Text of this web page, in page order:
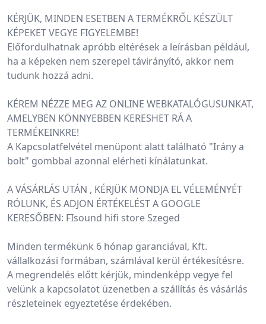
KÉRJÜK, MINDEN ESETBEN A TERMÉKRŐL KÉSZÜLT
KÉPEKET VEGYE FIGYELEMBE!
Előfordulhatnak apróbb eltérések a leírásban például,
ha a képeken nem szerepel távirányító, akkor nem
tudunk hozzá adni.
KÉREM NÉZZE MEG AZ ONLINE WEBKATALÓGUSUNKAT,
AMELYBEN KÖNNYEBBEN KERESHET RÁ A
TERMÉKEINKRE!
A Kapcsolatfelvétel menüpont alatt található "Irány a
bolt" gombbal azonnal elérheti kínálatunkat.
A VÁSÁRLÁS UTÁN , KÉRJÜK MONDJA EL VÉLEMÉNYÉT
RÓLUNK, ÉS ADJON ÉRTÉKELÉST A GOOGLE
KERESŐBEN: FIsound hifi store Szeged
Minden termékünk 6 hónap garanciával, Kft.
vállalkozási formában, számlával kerül értékesítésre.
A megrendelés előtt kérjük, mindenképp vegye fel
velünk a kapcsolatot üzenetben a szállítás és vásárlás
részleteinek egyeztetése érdekében.